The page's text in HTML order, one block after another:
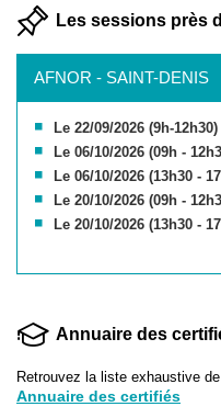
Les sessions près
AFNOR - SAINT-DENIS
Le 22/09/2026 (9h-12h30)
Le 06/10/2026 (09h -
Le 06/10/2026 (13h30 -
Le 20/10/2026 (09h -
Le 20/10/2026 (13h30 -
Le 10/11/2026 (13h30 -
Le 08/12/2026 (09h -
Le 08/12/2026 (13h30 -
Annuaire des
Retrouvez la liste exhaustive
Annuaire des certifiés